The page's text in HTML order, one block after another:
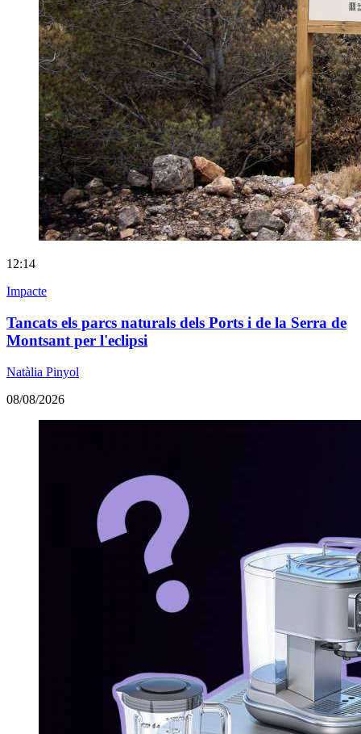
12:14
Impacte
Tancats els parcs naturals dels Ports i de la Serra de
Montsant per l'eclipsi
Natàlia Pinyol
08/08/2026